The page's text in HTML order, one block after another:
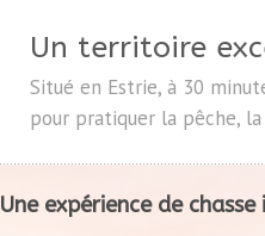
Un territoire
Situé en Estrie, à 30
pour pratiquer la pêche,
Une expérience de